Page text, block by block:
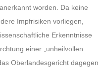
worden. Da keine
Impfrisiken vorliegen,
Erkenntnisse
einer „unheilvollen
Oberlandesgericht dagegen